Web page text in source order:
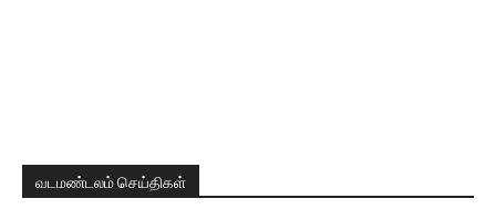
வடமண்டலம் செய்திகள்